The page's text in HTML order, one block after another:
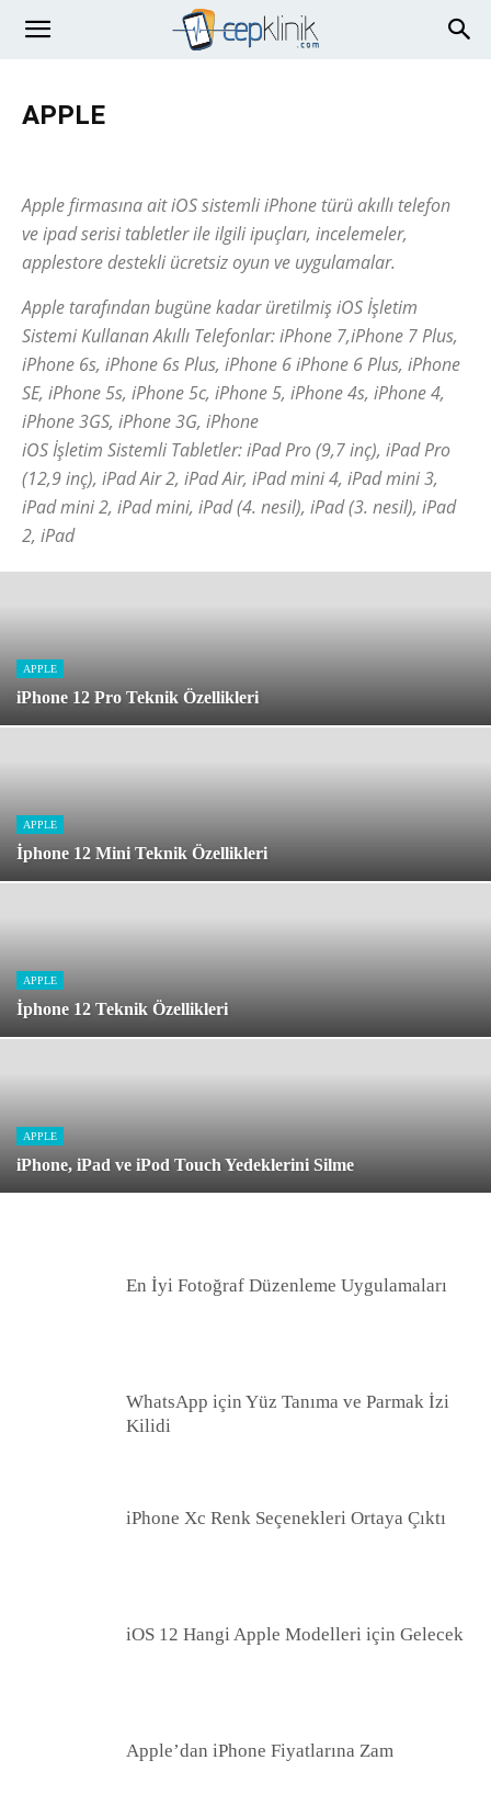
APPLE
Karşılaştırma
Oyun Sosyal Ağlar Teknik Servis
Windows
Windows Phone
Apple firmasına ait iOS sistemli iPhone türü akıllı telefon
ve ipad serisi tabletler ile ilgili ipuçları, incelemeler,
applestore destekli ücretsiz oyun ve uygulamalar.
Apple tarafından bugüne kadar üretilmiş iOS İşletim
Sistemi Kullanan Akıllı Telefonlar: iPhone 7,iPhone 7 Plus,
iPhone 6s, iPhone 6s Plus, iPhone 6 iPhone 6 Plus, iPhone
SE, iPhone 5s, iPhone 5c, iPhone 5, iPhone 4s, iPhone 4,
iPhone 3GS, iPhone 3G, iPhone
iOS İşletim Sistemli Tabletler: iPad Pro (9,7 inç), iPad Pro
(12,9 inç), iPad Air 2, iPad Air, iPad mini 4, iPad mini 3,
iPad mini 2, iPad mini, iPad (4. nesil), iPad (3. nesil), iPad
2, iPad
APPLE
iPhone 12 Pro Teknik Özellikleri
APPLE
İphone 12 Mini Teknik Özellikleri
APPLE
İphone 12 Teknik Özellikleri
APPLE
iPhone, iPad ve iPod Touch Yedeklerini Silme
En İyi Fotoğraf Düzenleme Uygulamaları
WhatsApp için Yüz Tanıma ve Parmak İzi
Kilidi
iPhone Xc Renk Seçenekleri Ortaya Çıktı
iOS 12 Hangi Apple Modelleri için Gelecek
Apple’dan iPhone Fiyatlarına Zam